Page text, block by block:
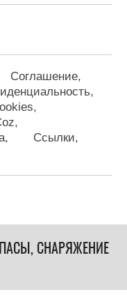
Соглашение
Ссылки
СНАРЯЖЕНИЕ